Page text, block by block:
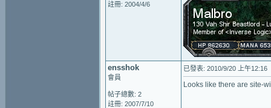
註冊: 2004/4/6
ensshok
會員
帖子總數: 2
註冊: 2007/7/10
已發表: 2010/9/20 上午12:16
Looks like there are site-